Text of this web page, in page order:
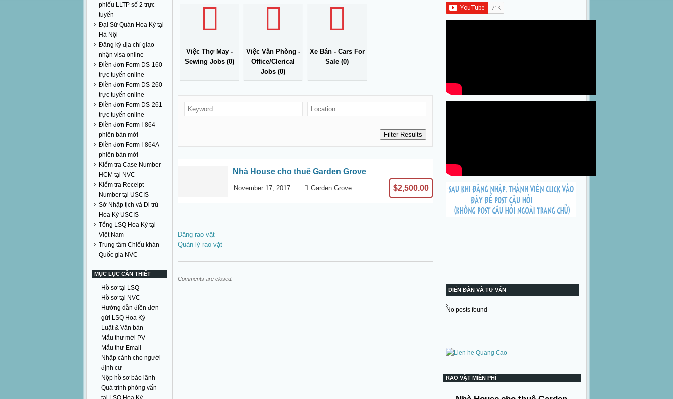
phiếu LLTP số 2 trực
tuyến
Đại Sứ Quán Hoa Kỳ tại
Hà Nội
Đăng ký địa chỉ giao
nhận visa online
Điền đơn Form DS-160
trực tuyến online
Điền đơn Form DS-260
trực tuyến online
Điền đơn Form DS-261
trực tuyến online
Điền đơn Form I-864
phiên bản mới
Điền đơn Form I-864A
phiên bản mới
Kiểm tra Case Number
HCM tại NVC
Kiểm tra Receipt
Number tại USCIS
Sở Nhập tịch và Di trú
Hoa Kỳ USCIS
Tổng LSQ Hoa Kỳ tại
Việt Nam
Trung tâm Chiếu khán
Quốc gia NVC
MỤC LỤC CẦN THIẾT
Hồ sơ tại LSQ
Hồ sơ tại NVC
Hướng dẫn điền đơn
gửi LSQ Hoa Kỳ
Luật & Văn bản
Mẫu thư mời PV
Mẫu thư-Email
Nhập cảnh cho người
định cư
Nộp hồ sơ bảo lãnh
Quá trình phỏng vấn
Việc Thợ May -
Sewing Jobs (0)
Việc Văn Phòng -
Office/Clerical
Jobs (0)
Xe Bán - Cars For
Sale (0)
Nhà House cho thuê Garden Grove
November 17, 2017 Garden Grove $2,500.00
Đăng rao vặt
Quản lý rao vặt
Comments are closed.
DIỄN ĐÀN VÀ TƯ VẤN
No posts found
RAO VẶT MIỄN PHÍ